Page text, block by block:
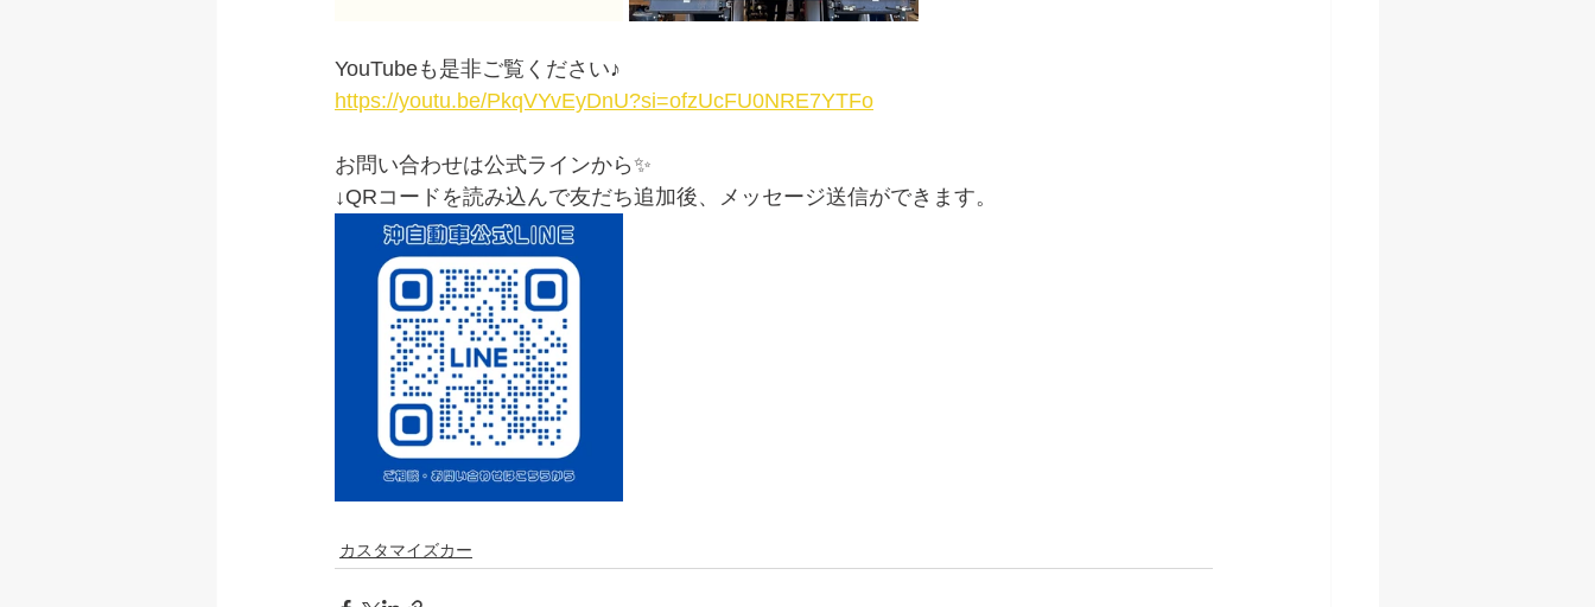
YouTubeも是非ご覧ください♪
https://youtu.be/PkqVYvEyDnU?si=ofzUcFU0NRE7YTFo
お問い合わせは公式ラインから✨
↓QRコードを読み込んで友だち追加後、メッセージ送信ができます。
カスタマイズカー